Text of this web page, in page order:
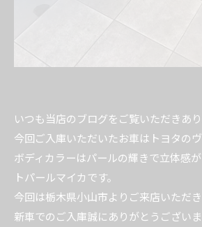
いつも当店のブログをご覧いただきあ
今回ご入庫いただいたお車はトヨタのヴ
ボディカラーはパールの輝きで立体感
トパールマイカです。
今回は栃木県小山市よりご来店いただき
新車でのご入庫誠にありがとうございま